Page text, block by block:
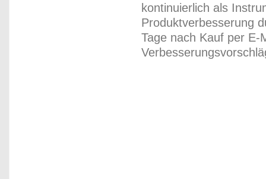
kontinuierlich als
Produktverbesserung
Tage nach Kauf per E-